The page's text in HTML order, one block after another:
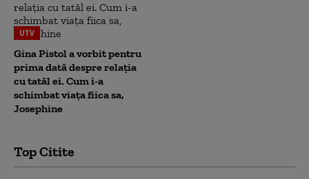
UTV
Gina Pistol a vorbit pentru
prima dată despre relația
cu tatăl ei. Cum i-a
schimbat viața fiica sa,
Josephine
Top Citite